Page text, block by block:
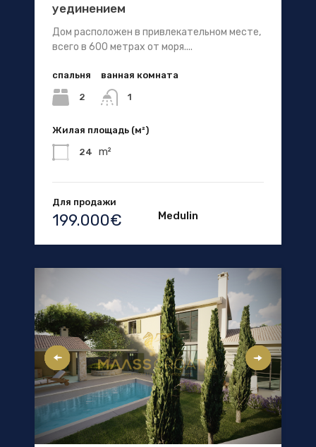
уединением
Дом расположен в привлекательном месте,
всего в 600 метрах от моря....
спальня
2
ванная комната
1
Жилая площадь (м²)
24 m²
Для продажи
199.000€ Medulin